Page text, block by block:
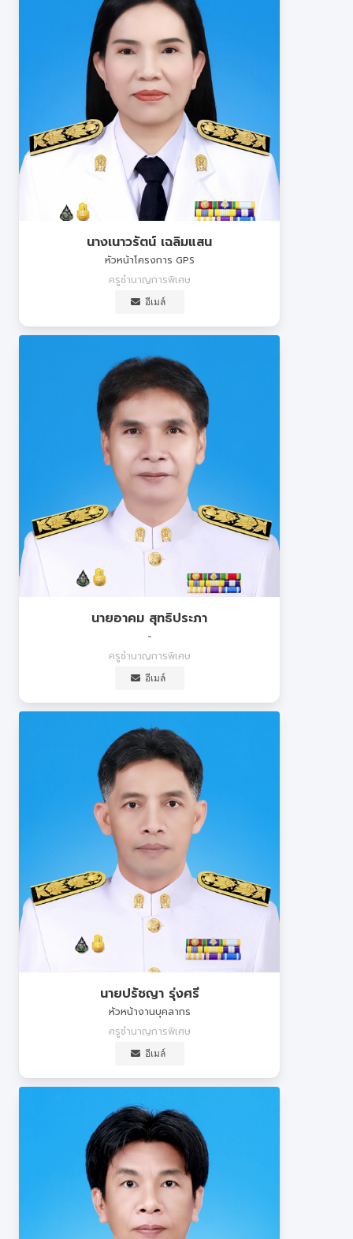
นางเนาวรัตน์ เฉลิมแสน
หัวหน้าโครงการ GPS
ครูชำนาญการพิเศษ
อีเมล์
นายอาคม สุทธิประภา
-
ครูชำนาญการพิเศษ
อีเมล์
นายปรัชญา รุ่งศรี
หัวหน้างานบุคลากร
ครูชำนาญการพิเศษ
อีเมล์